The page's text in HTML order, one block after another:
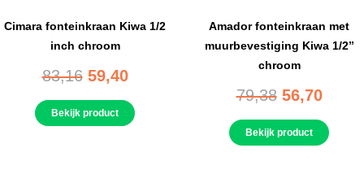
Cimara fonteinkraan Kiwa 1/2
inch chroom
83,16 59,40
Bekijk product
Amador fonteinkraan met
muurbevestiging Kiwa 1/2”
chroom
79,38 56,70
Bekijk product